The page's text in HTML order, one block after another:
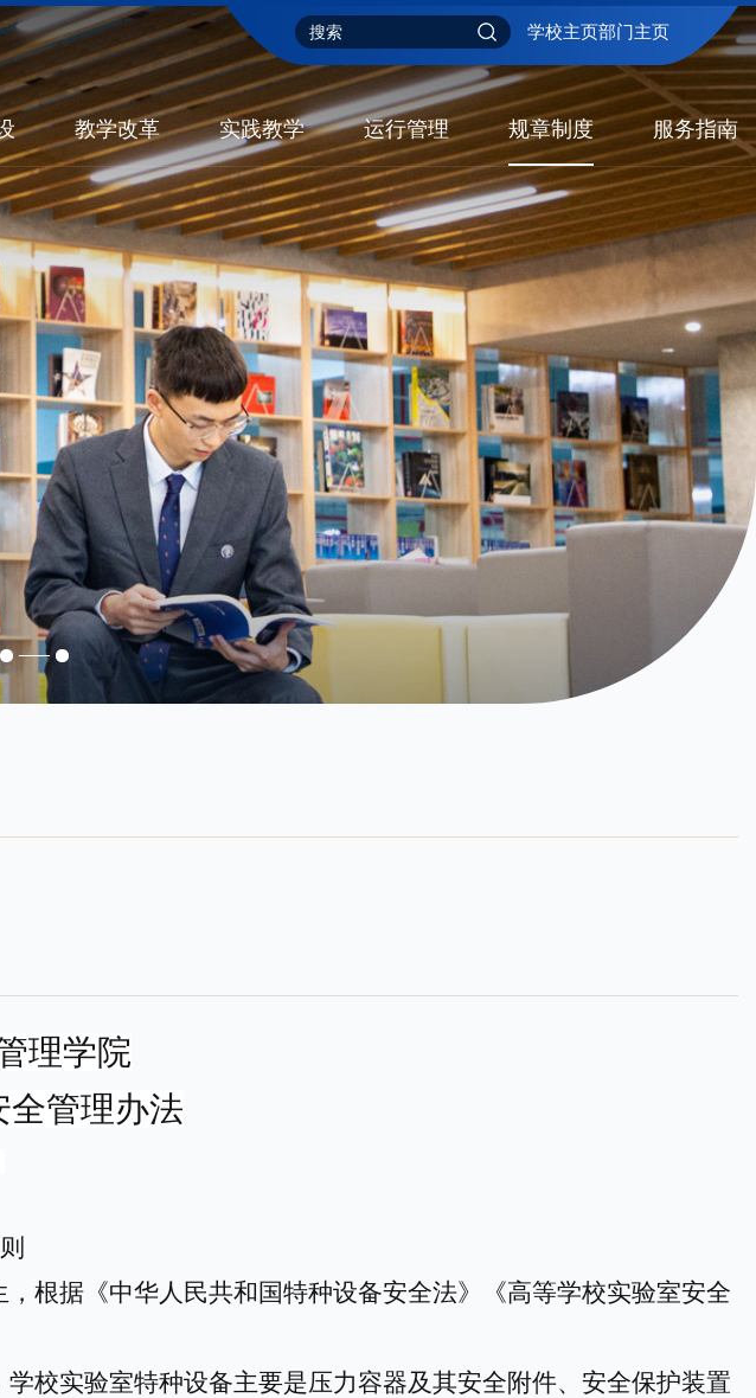
学校主页部门主页
教学改革 实践教学 运行管理 规章制度 服务指南
理学院
全管理办法
根据《中华人民共和国特种设备安全法》《高等学校实验室安全
学校实验室特种设备主要是压力容器及其安全附件、安全保护装置